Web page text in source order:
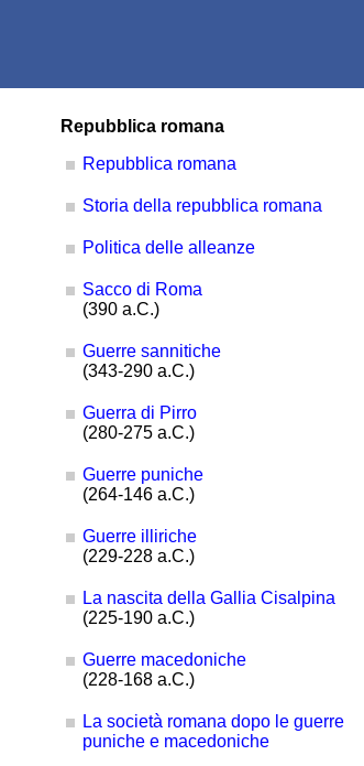
Repubblica romana
Repubblica romana
Storia della repubblica romana
Politica delle alleanze
Sacco di Roma
(390 a.C.)
Guerre sannitiche
(343-290 a.C.)
Guerra di Pirro
(280-275 a.C.)
Guerre puniche
(264-146 a.C.)
Guerre illiriche
(229-228 a.C.)
La nascita della Gallia Cisalpina
(225-190 a.C.)
Guerre macedoniche
(228-168 a.C.)
La società romana dopo le guerre
puniche e macedoniche